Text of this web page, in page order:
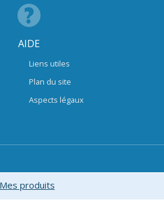
AIDE
Liens utiles
Plan du site
Aspects légaux
Mes produits